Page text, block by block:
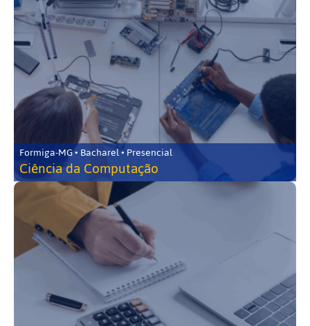
Formiga-MG • Bacharel • Presencial
Ciência da Computação